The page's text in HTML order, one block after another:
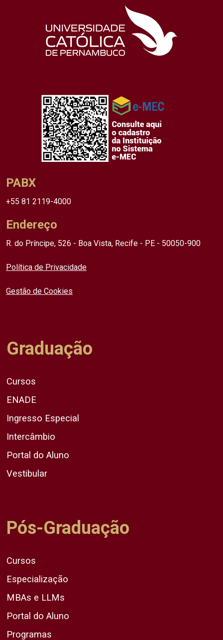
PABX
+55 81 2119-4000
Endereço
R. do Príncipe, 526 - Boa Vista, Recife - PE - 50050-900
Política de Privacidade
Gestão de Cookies
Graduação
Cursos
ENADE
Ingresso Especial
Intercâmbio
Portal do Aluno
Vestibular
Pós-Graduação
Cursos
Especialização
MBAs e LLMs
Portal do Aluno
Programas